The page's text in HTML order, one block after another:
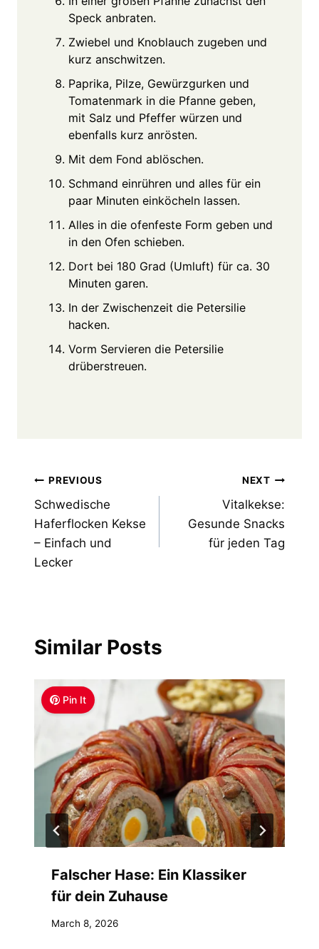
Speck anbraten.
Zwiebel und Knoblauch zugeben und
kurz anschwitzen.
Paprika, Pilze, Gewürzgurken und
Tomatenmark in die Pfanne geben,
mit Salz und Pfeffer würzen und
ebenfalls kurz anrösten.
Mit dem Fond ablöschen.
Schmand einrühren und alles für ein
paar Minuten einköcheln lassen.
Alles in die ofenfeste Form geben und
in den Ofen schieben.
Dort bei 180 Grad (Umluft) für ca. 30
Minuten garen.
In der Zwischenzeit die Petersilie
hacken.
Vorm Servieren die Petersilie
drüberstreuen.
Post
navigation
PREVIOUS
Schwedische
Haferflocken Kekse
– Einfach und
Lecker
NEXT
Vitalkekse:
Gesunde Snacks
für jeden Tag
Similar Posts
Pin It
Falscher Hase: Ein Klassiker
für dein Zuhause
March 8, 2026